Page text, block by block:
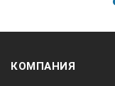
КОМПАНИЯ